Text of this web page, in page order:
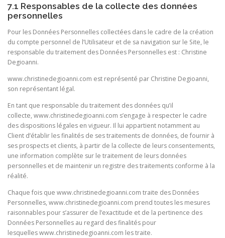
7.1 Responsables de la collecte des données
personnelles
Pour les Données Personnelles collectées dans le cadre de la création
du compte personnel de l’Utilisateur et de sa navigation sur le Site, le
responsable du traitement des Données Personnelles est : Christine
Degioanni.
www.christinedegioanni.com est représenté par Christine Degioanni,
son représentant légal.
En tant que responsable du traitement des données qu’il
collecte, www.christinedegioanni.com s’engage à respecter le cadre
des dispositions légales en vigueur. Il lui appartient notamment au
Client d’établir les finalités de ses traitements de données, de fournir à
ses prospects et clients, à partir de la collecte de leurs consentements,
une information complète sur le traitement de leurs données
personnelles et de maintenir un registre des traitements conforme à la
réalité.
Chaque fois que www.christinedegioanni.com traite des Données
Personnelles, www.christinedegioanni.com prend toutes les mesures
raisonnables pour s’assurer de l’exactitude et de la pertinence des
Données Personnelles au regard des finalités pour
lesquelleswww.christinedegioanni.com les traite.